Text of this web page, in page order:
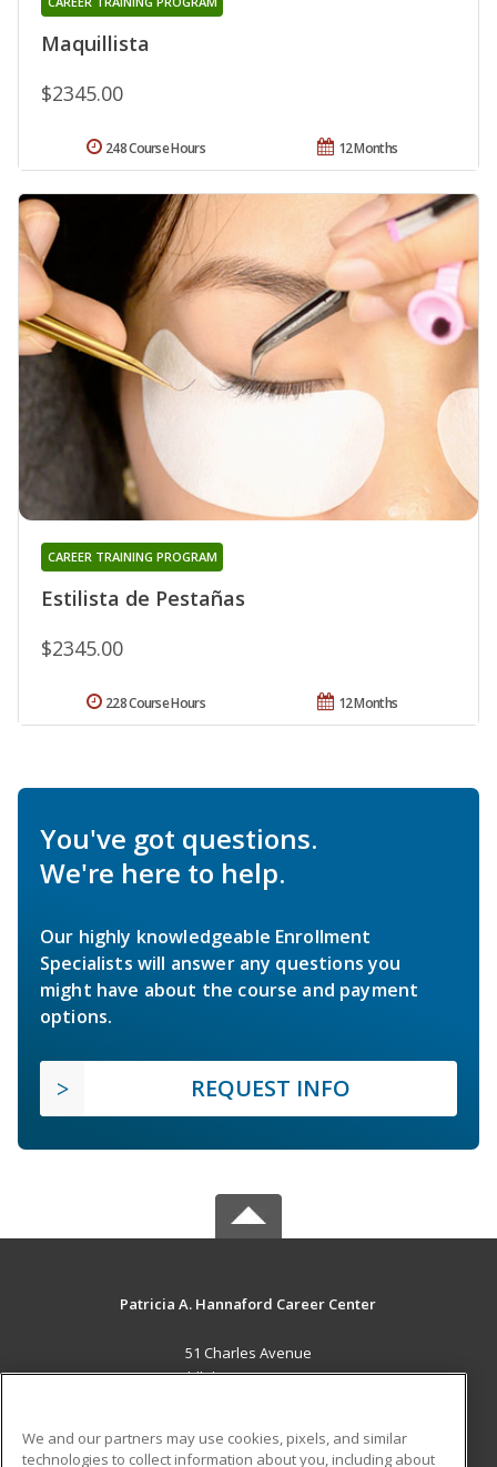
Maquillista
$2345.00
12 Months
248 Course Hours
Estilista de Pestañas
CAREER TRAINING PROGRAM
$2345.00
12 Months
228 Course Hours
You've got questions.
We're here to help.
Our highly knowledgeable Enrollment
Specialists will answer any questions you
might have about the course and payment
options.
REQUEST INFO
Patricia A. Hannaford Career Center
51 Charles Avenue
Middlebury, VT 05753 US
Career Training
We and our partners may use cookies, pixels, and similar
technologies to collect information about you, including about